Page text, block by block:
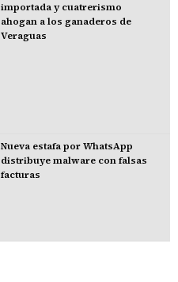
importada y cuatrerismo
ahogan a los ganaderos de
Veraguas
Nueva estafa por WhatsApp
distribuye malware con falsas
facturas